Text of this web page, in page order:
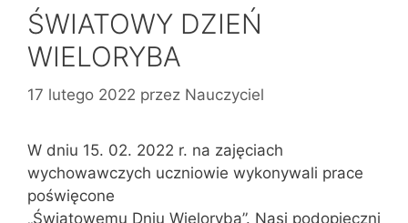
ŚWIATOWY DZIEŃ
WIELORYBA
17 lutego 2022 przez Nauczyciel
W dniu 15. 02. 2022 r. na zajęciach
wychowawczych uczniowie wykonywali prace
poświęcone
„Światowemu Dniu Wieloryba”. Nasi podopieczni